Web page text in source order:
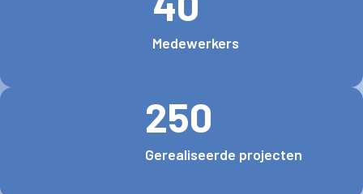
Medewerkers
250
Gerealiseerde projecten